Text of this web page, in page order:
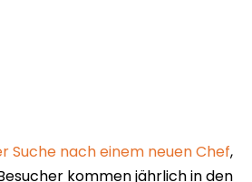
Suche nach einem neuen Chef,
kommen jährlich in den